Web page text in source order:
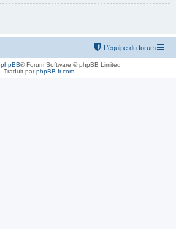
L’équipe du forum
phpBB® Forum Software © phpBB Limited
Traduit parphpBB-fr.com